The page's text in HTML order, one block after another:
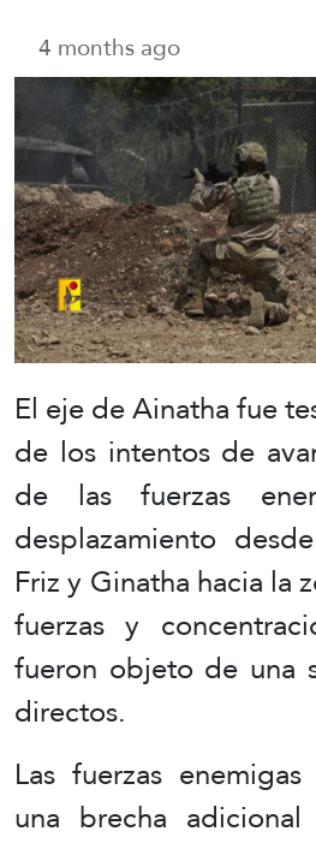
4 months ago
El eje de Ainatha fue
de los intentos de
de las fuerzas
desplazamiento
Friz y Ginatha hacia la
fuerzas y
fueron objeto de una
directos.
Las fuerzas
una brecha